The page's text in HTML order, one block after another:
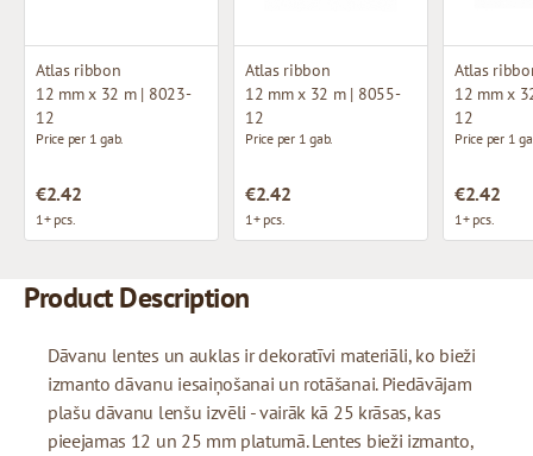
Atlas ribbon
12 mm x 32 m | 8023-
12
Price per 1 gab.
€2.42
1+ pcs.
Atlas ribbon
12 mm x 32 m | 8055-
12
Price per 1 gab.
€2.42
1+ pcs.
Atlas
12 mm x
12
Price per 1
€2.42
1+ pcs.
Product Description
Dāvanu lentes un auklas ir dekoratīvi materiāli, ko bieži
izmanto dāvanu iesaiņošanai un rotāšanai. Piedāvājam
plašu dāvanu lenšu izvēli - vairāk kā 25 krāsas, kas
pieejamas 12 un 25 mm platumā. Lentes bieži izmanto,